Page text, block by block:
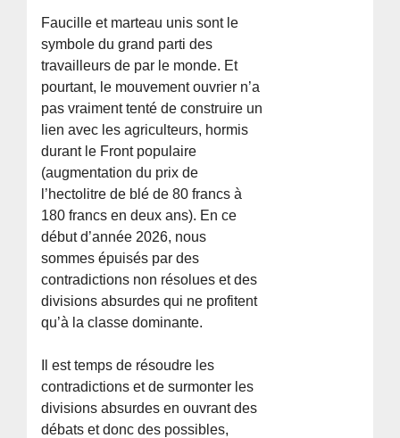
Faucille et marteau unis sont le
symbole du grand parti des
travailleurs de par le monde. Et
pourtant, le mouvement ouvrier n’a
pas vraiment tenté de construire un
lien avec les agriculteurs, hormis
durant le Front populaire
(augmentation du prix de
l’hectolitre de blé de 80 francs à
180 francs en deux ans). En ce
début d’année 2026, nous
sommes épuisés par des
contradictions non résolues et des
divisions absurdes qui ne profitent
qu’à la classe dominante.
Il est temps de résoudre les
contradictions et de surmonter les
divisions absurdes en ouvrant des
débats et donc des possibles,